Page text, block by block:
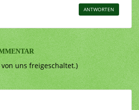
ANTWORTEN
uns freigeschaltet.)